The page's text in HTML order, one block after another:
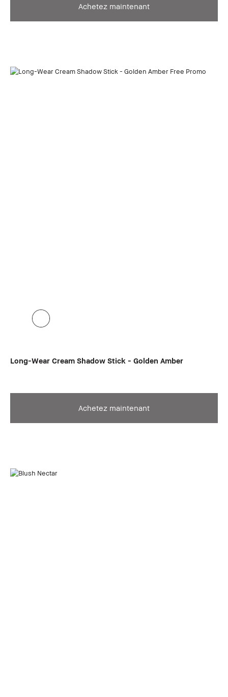
Achetez maintenant
Long-Wear Cream Shadow Stick - Golden Amber
Achetez maintenant